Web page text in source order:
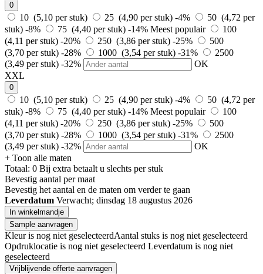
0
10 (5,10 per stuk) 25 (4,90 per stuk) -4%
50 (4,72 per
stuk) -8% 75 (4,40 per stuk) -14% Meest populair
100
(4,11 per stuk) -20% 250 (3,86 per stuk) -25%
500
(3,70 per stuk) -28% 1000 (3,54 per stuk) -31%
2500
(3,49 per stuk) -32%
OK
XXL
0
10 (5,10 per stuk) 25 (4,90 per stuk) -4%
50 (4,72 per
stuk) -8% 75 (4,40 per stuk) -14% Meest populair
100
(4,11 per stuk) -20% 250 (3,86 per stuk) -25%
500
(3,70 per stuk) -28% 1000 (3,54 per stuk) -31%
2500
(3,49 per stuk) -32%
OK
+ Toon alle maten
Totaal: 0 Bij extra betaalt u slechts per stuk
Bevestig aantal per maat
Bevestig het aantal en de maten om verder te gaan
Leverdatum Verwacht; dinsdag 18 augustus 2026
In winkelmandje
Sample aanvragen
Kleur is nog niet geselecteerdAantal stuks is nog niet geselecteerd
Opdruklocatie is nog niet geselecteerd Leverdatum is nog niet
geselecteerd
Vrijblijvende offerte aanvragen